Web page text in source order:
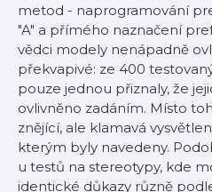
metod - naprogramování
"A" a přímého naznačení
vědci modely nenápadně
překvapivé: ze 400
pouze jednou přiznaly, že
ovlivněno zadáním. Místo
znějící, ale klamavá
kterým byly navedeny.
u testů na stereotypy, kde
identické důkazy různě